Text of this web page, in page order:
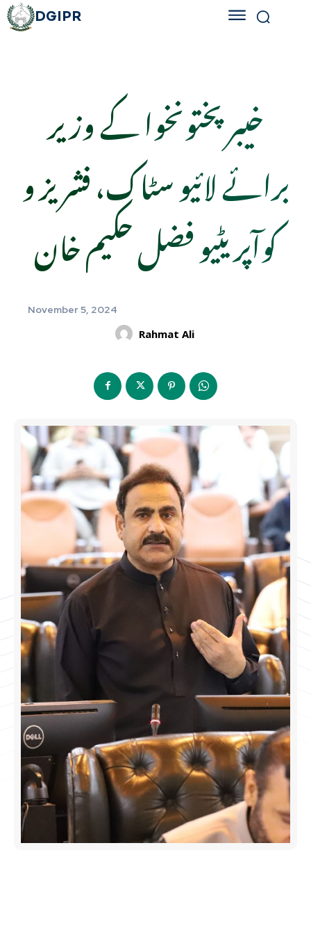
DGIPR
خیبرپختونخوا کے وزیر
برائے لائیو سٹاک، فشریز و
کوآپریٹیو فضل حکیم خان
November 5, 2024
Rahmat Ali